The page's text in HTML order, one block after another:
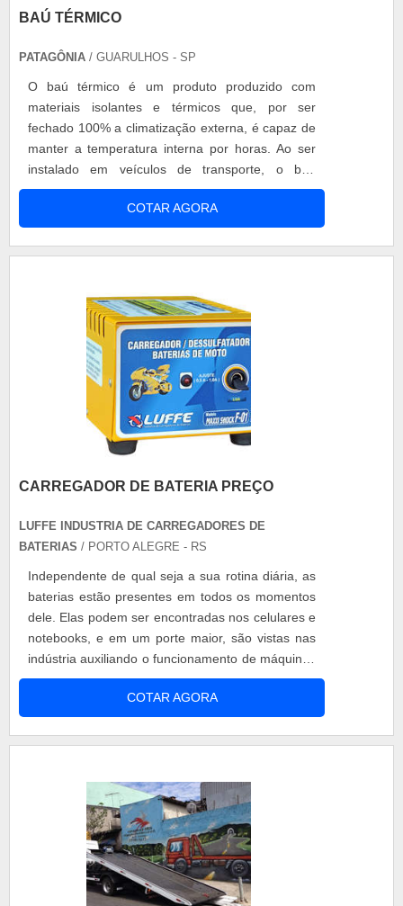
BAÚ TÉRMICO
PATAGÔNIA / GUARULHOS - SP
O baú térmico é um produto produzido com
materiais isolantes e térmicos que, por ser
fechado 100% a climatização externa, é capaz de
manter a temperatura interna por horas. Ao ser
instalado em veículos de transporte, o baú
contribui para a preservação da qualidade de
alimentos e medicamentos transportados. O
produto pode contar com certos acessórios, como
COTAR AGORA
CARREGADOR DE BATERIA PREÇO
LUFFE INDUSTRIA DE CARREGADORES DE
BATERIAS / PORTO ALEGRE - RS
Independente de qual seja a sua rotina diária, as
baterias estão presentes em todos os momentos
dele. Elas podem ser encontradas nos celulares e
notebooks, e em um porte maior, são vistas nas
indústria auxiliando o funcionamento de máquinas
de todos os tipos. Conheça as vantagens do
carregador de bateria Com os avanços
tecnológicos, as baterias convencionais foram
COTAR AGORA